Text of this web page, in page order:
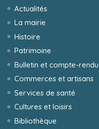
Actualités
La mairie
Histoire
Patrimoine
Bulletin et compte-rendu
Commerces et artisans
Services de santé
Cultures et loisirs
Bibliothèque